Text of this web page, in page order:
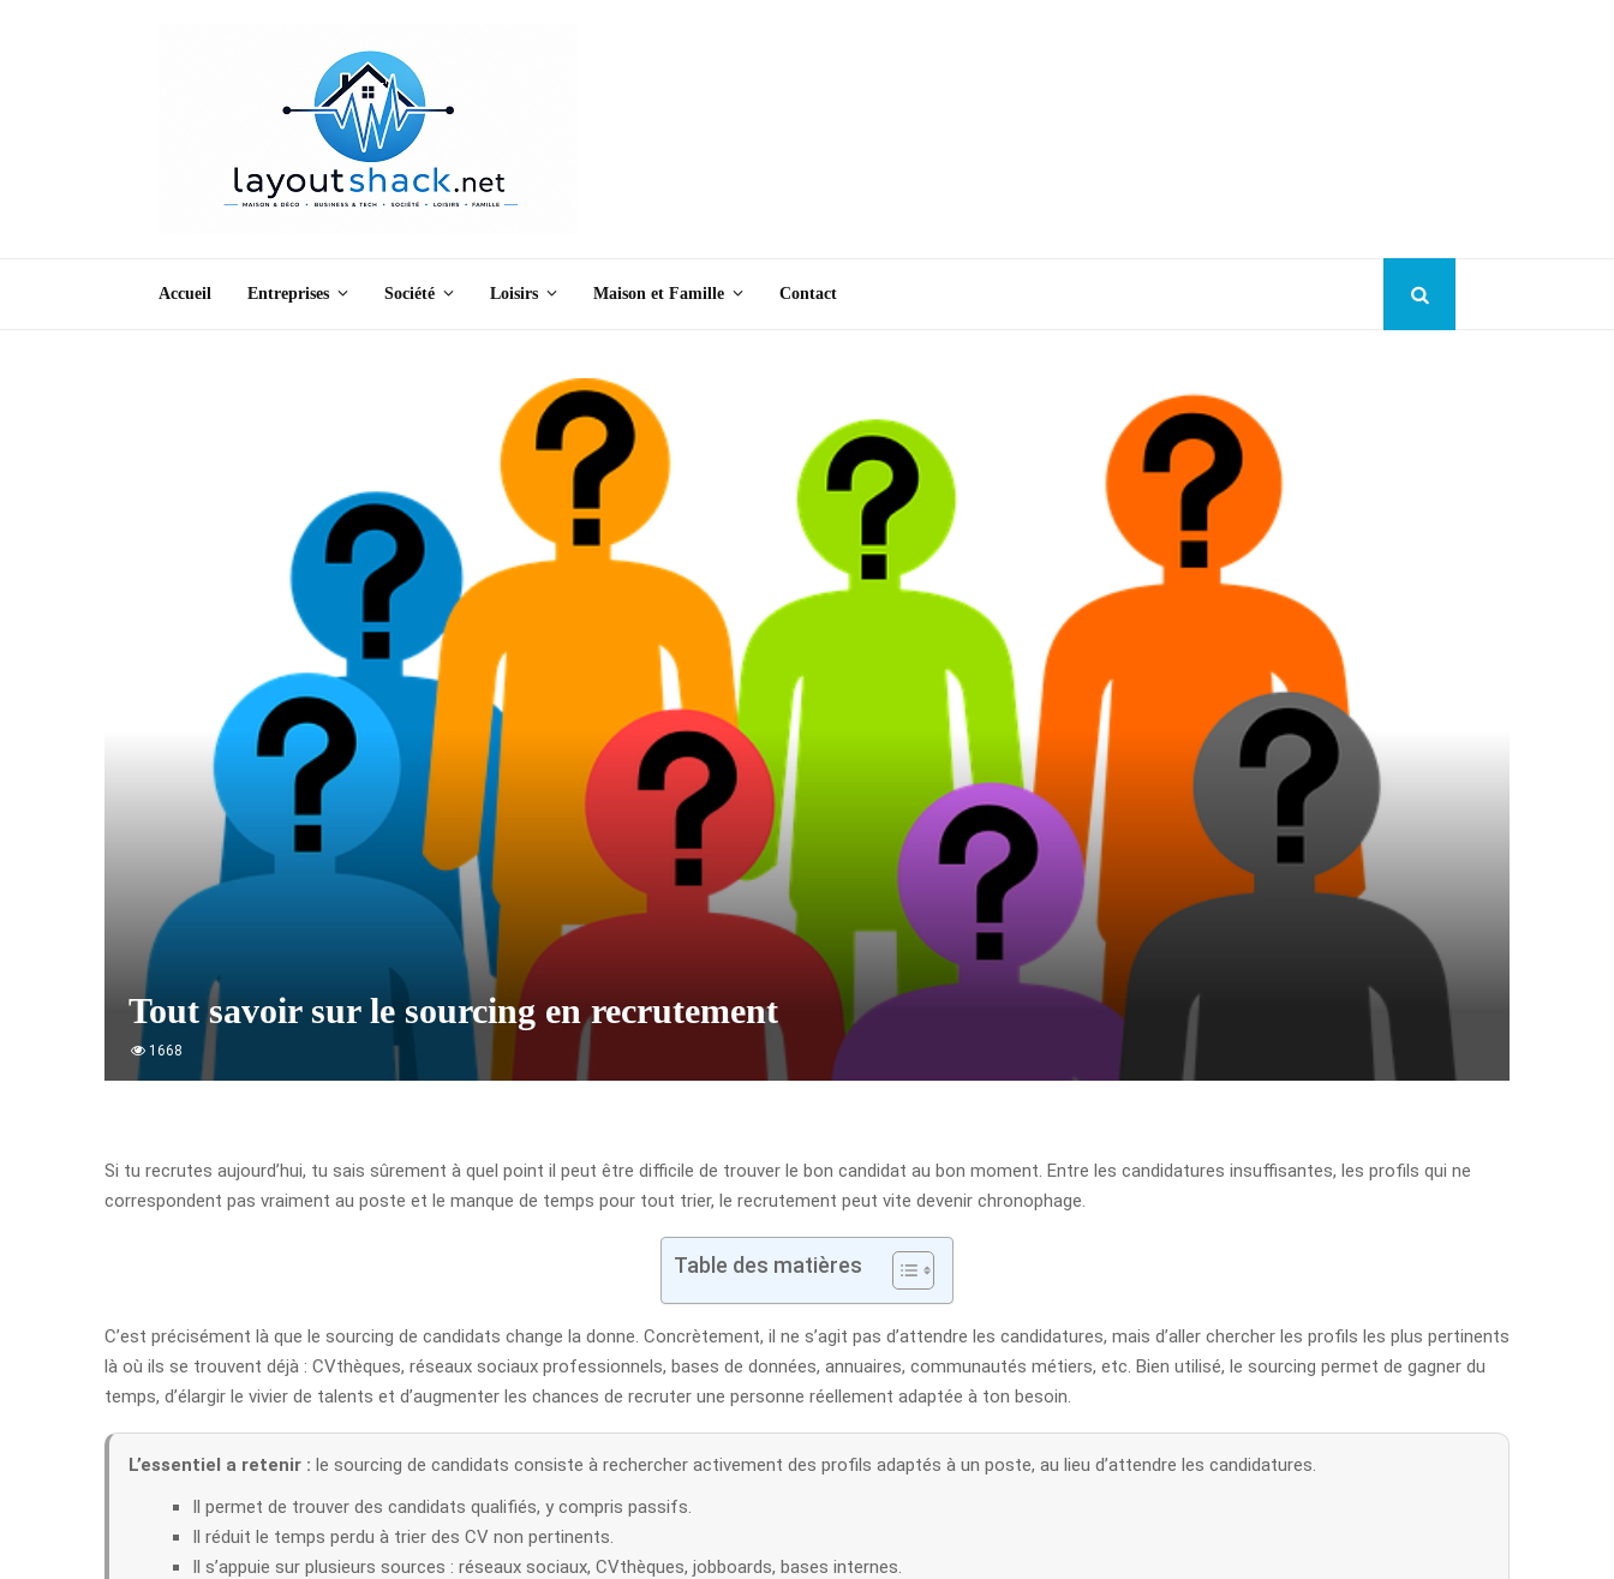
Accueil Entreprises Société Loisirs Maison et Famille Contact
Tout savoir sur le sourcing en recrutement
1668
Si tu recrutes aujourd’hui, tu sais sûrement à quel point il peut être difficile de trouver le bon candidat au bon moment. Entre les candidatures insuffisantes, les profils qui ne
correspondent pas vraiment au poste et le manque de temps pour tout trier, le recrutement peut vite devenir chronophage.
Table des matières
C’est précisément là que le sourcing de candidats change la donne. Concrètement, il ne s’agit pas d’attendre les candidatures, mais d’aller chercher les profils les plus pertinents
là où ils se trouvent déjà : CVthèques, réseaux sociaux professionnels, bases de données, annuaires, communautés métiers, etc. Bien utilisé, le sourcing permet de gagner du
temps, d’élargir le vivier de talents et d’augmenter les chances de recruter une personne réellement adaptée à ton besoin.
L’essentiel a retenir : le sourcing de candidats consiste à rechercher activement des profils adaptés à un poste, au lieu d’attendre les candidatures.
Il permet de trouver des candidats qualifiés, y compris passifs.
Il réduit le temps perdu à trier des CV non pertinents.
Il s’appuie sur plusieurs sources : réseaux sociaux, CVthèques, jobboards, bases internes.